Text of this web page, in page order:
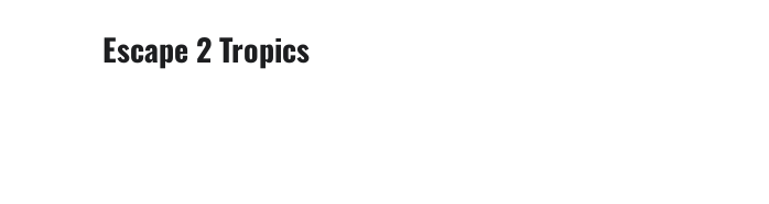
Escape 2 Tropics